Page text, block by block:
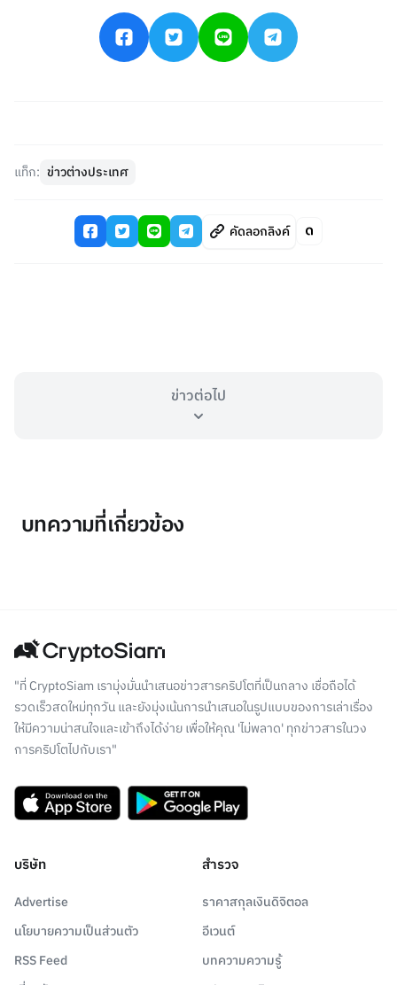
แท็ก: ข่าวต่างประเทศ
คัดลอกลิงค์
ข่าวต่อไป
บทความที่เกี่ยวข้อง
"ที่ CryptoSiam เรามุ่งมั่นนำเสนอข่าวสารคริปโตที่เป็นกลาง เชื่อถือได้
รวดเร็วสดใหม่ทุกวัน และยังมุ่งเน้นการนำเสนอในรูปแบบของการเล่าเรื่อง
ให้มีความน่าสนใจและเข้าถึงได้ง่าย เพื่อให้คุณ 'ไม่พลาด' ทุกข่าวสารในวง
การคริปโตไปกับเรา"
บริษัท
Advertise
นโยบายความเป็นส่วนตัว
RSS Feed
สำรวจ
ราคาสกุลเงินดิจิตอล
อีเวนต์
บทความความรู้